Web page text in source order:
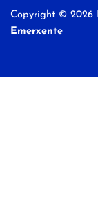
Copyright © 2026
Emerxente